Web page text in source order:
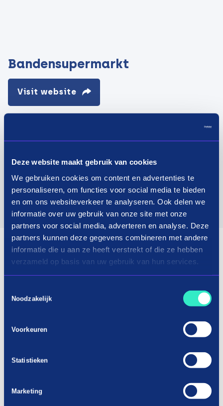
Deze website maakt gebruik van cookies
We gebruiken cookies om content en advertenties te
personaliseren, om functies voor social media te bieden
en om ons websiteverkeer te analyseren. Ook delen we
informatie over uw gebruik van onze site met onze
partners voor social media, adverteren en analyse. Deze
partners kunnen deze gegevens combineren met andere
informatie die u aan ze heeft verstrekt of die ze hebben
verzameld op basis van uw gebruik van hun services.
Noodzakelijk
Voorkeuren
Statistieken
Marketing
Bandensupermarkt
Visit website